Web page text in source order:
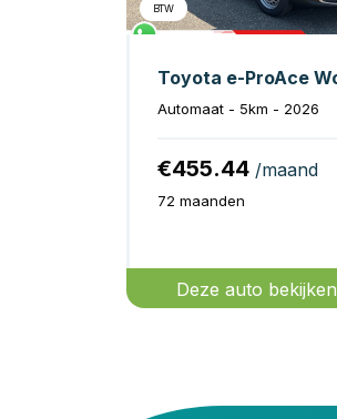
BTW
Automaat - 5km - 2026
€455.44 /maand
72 maanden
Deze auto bekijken